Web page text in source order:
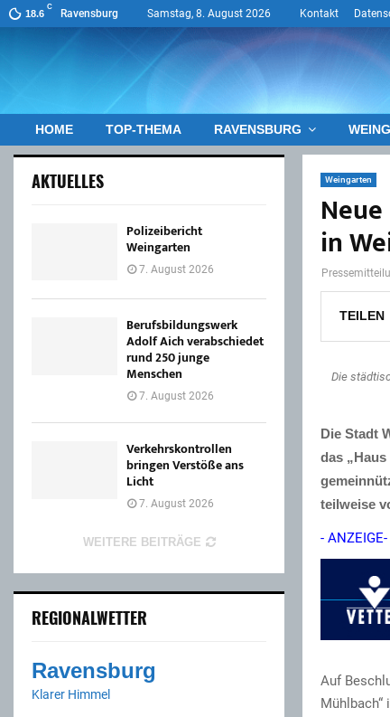
18.6
C
Ravensburg Samstag, 8. August 2026 Kontakt
HOME TOP-THEMA RAVENSBURG
Weingarten
in
TEILEN
Die
Die Stadt
das
teilweise
- ANZEIGE-
Auf
AKTUELLES
Polizeibericht
Weingarten
7. August 2026
Berufsbildungswerk
Adolf Aich verabschiedet
rund 250 junge
Menschen
7. August 2026
Verkehrskontrollen
bringen Verstöße ans
Licht
7. August 2026
WEITERE BEITRÄGE
REGIONALWETTER
Ravensburg
Klarer Himmel